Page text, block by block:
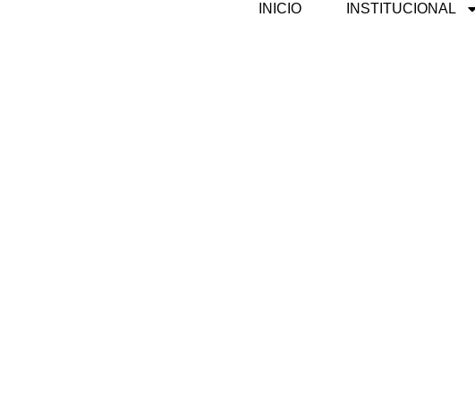
INICIO INSTITUCIONAL